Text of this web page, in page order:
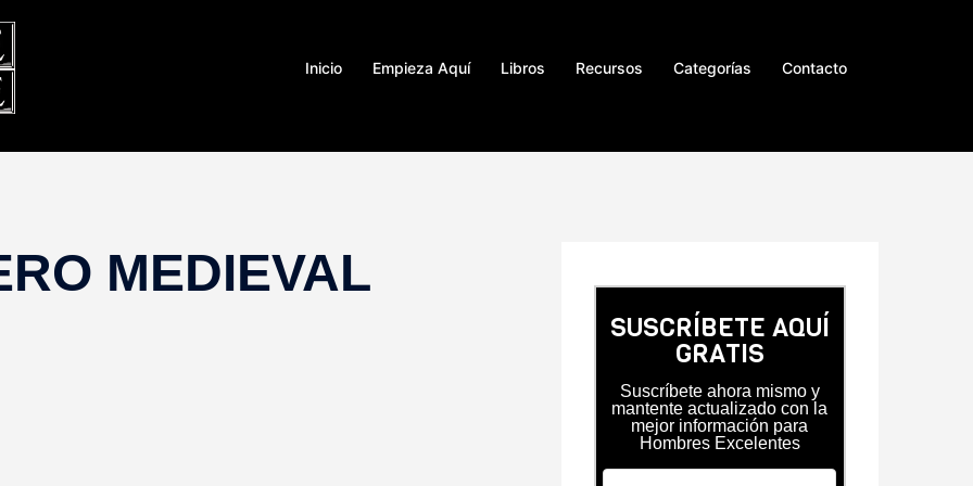
Inicio Empieza Aquí Libros Recursos Categorías Contacto
MEDIEVAL
SUSCRÍBETE AQUÍ
GRATIS
Suscríbete ahora mismo y
mantente actualizado con la
mejor información para
Hombres Excelentes